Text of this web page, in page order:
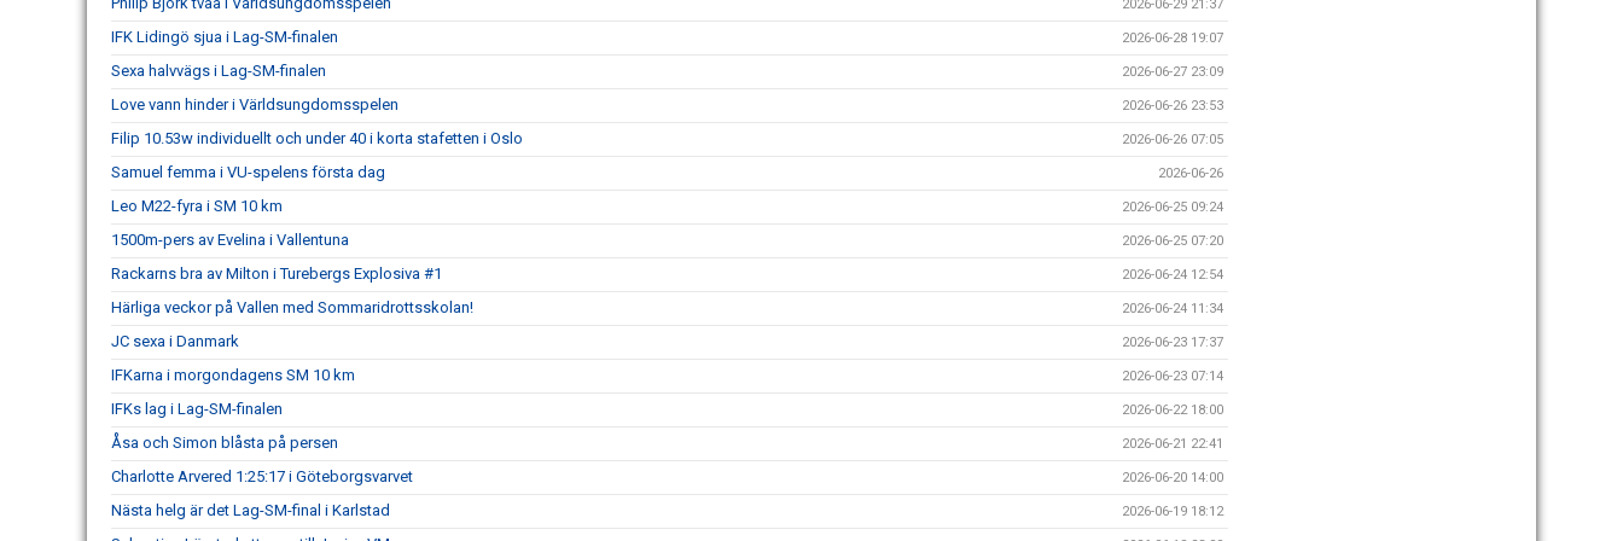
2026-06-29 21:37
IFK Lidingö sjua i Lag-SM-finalen 2026-06-28 19:07
Sexa halvvägs i Lag-SM-finalen 2026-06-27 23:09
Love vann hinder i Världsungdomsspelen 2026-06-26 23:53
Filip 10.53w individuellt och under 40 i korta stafetten i Oslo 2026-06-26 07:05
Samuel femma i VU-spelens första dag 2026-06-26
Leo M22-fyra i SM 10 km 2026-06-25 09:24
1500m-pers av Evelina i Vallentuna 2026-06-25 07:20
Rackarns bra av Milton i Turebergs Explosiva #1 2026-06-24 12:54
Härliga veckor på Vallen med Sommaridrottsskolan! 2026-06-24 11:34
JC sexa i Danmark 2026-06-23 17:37
IFKarna i morgondagens SM 10 km 2026-06-23 07:14
IFKs lag i Lag-SM-finalen 2026-06-22 18:00
Åsa och Simon blåsta på persen 2026-06-21 22:41
Charlotte Arvered 1:25:17 i Göteborgsvarvet 2026-06-20 14:00
Nästa helg är det Lag-SM-final i Karlstad 2026-06-19 18:12